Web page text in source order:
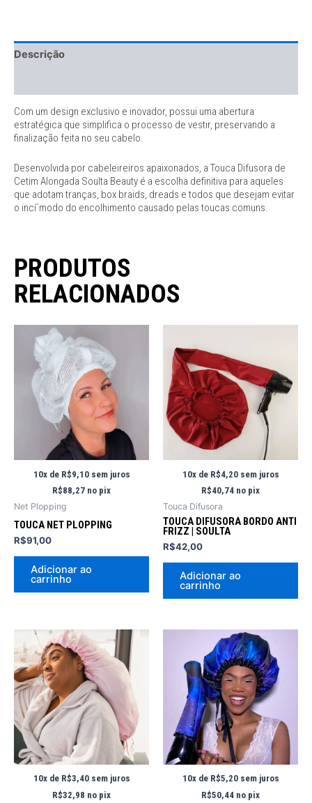
Descrição
Com um design exclusivo e inovador, possui uma abertura
estratégica que simplifica o processo de vestir, preservando a
finalização feita no seu cabelo.
Desenvolvida por cabeleireiros apaixonados, a Touca Difusora de
Cetim Alongada Soulta Beauty é a escolha definitiva para aqueles
que adotam tranças, box braids, dreads e todos que desejam evitar
o incí´modo do encolhimento causado pelas toucas comuns.
PRODUTOS
RELACIONADOS
10x de R$9,10 sem juros
R$88,27 no pix
Net Plopping
TOUCA NET PLOPPING
R$91,00
Adicionar ao
carrinho
10x de R$4,20 sem juros
R$40,74 no pix
Touca Difusora
TOUCA DIFUSORA BORDO ANTI
FRIZZ | SOULTA
R$42,00
Adicionar ao
carrinho
10x de R$3,40 sem juros
R$32,98 no pix
10x de R$5,20 sem juros
R$50,44 no pix